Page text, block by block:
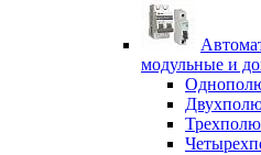
модульные и